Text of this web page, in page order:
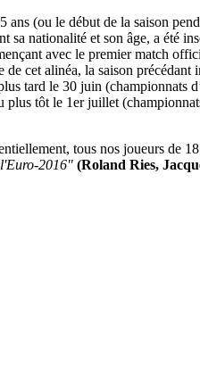
(ou le début de la saison
nationalité et son âge, a été
avec le premier match
cet alinéa, la saison
tard le 30 juin (championnats
tôt le 1er juillet
tous nos joueurs de
l'Euro-2016" (Roland Ries,